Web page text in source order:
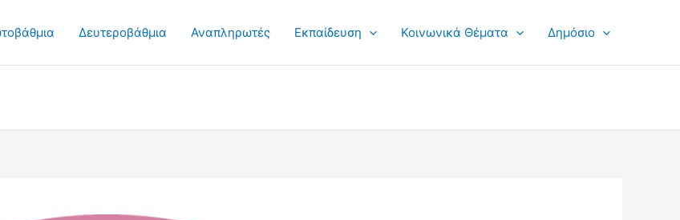
Δευτεροβάθμια Αναπληρωτές Εκπαίδευση Κοινωνικά Θέματα Δημόσιο